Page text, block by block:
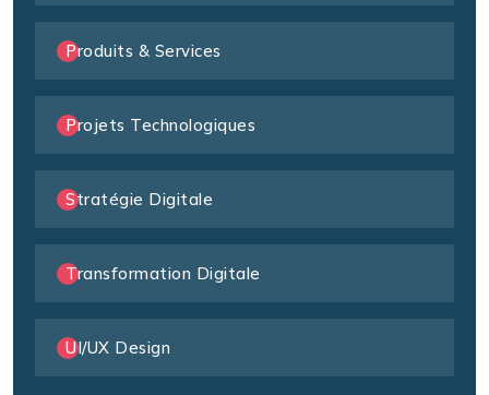
Produits & Services
Projets Technologiques
Stratégie Digitale
Transformation Digitale
UI/UX Design